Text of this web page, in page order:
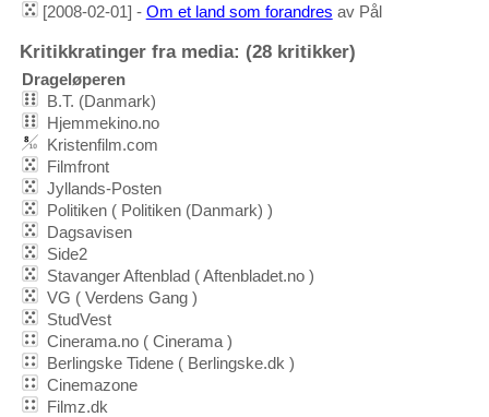
[2008-02-01] - Om et land som forandres av Pål
Kritikkratinger fra media: (28 kritikker)
Drageløperen
B.T. (Danmark)
Hjemmekino.no
Kristenfilm.com
Filmfront
Jyllands-Posten
Politiken ( Politiken (Danmark) )
Dagsavisen
Side2
Stavanger Aftenblad ( Aftenbladet.no )
VG ( Verdens Gang )
StudVest
Cinerama.no ( Cinerama )
Berlingske Tidene ( Berlingske.dk )
Cinemazone
Filmz.dk